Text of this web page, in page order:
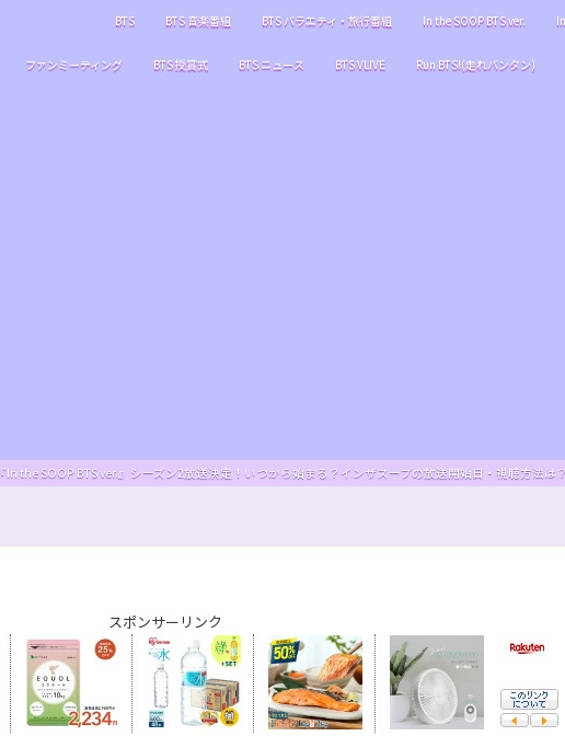
BTS BTS 音楽番組 BTS バラエティ・旅行番組 In the SOOP BTS ver.
ファンミーティング BTS 授賞式 BTS ニュース BTS VLIVE Run BTS!(走れバンタン)
『In the SOOP BTS ver.』シーズン2放送決定！いつから始まる？インザスープの放送開始日・視聴方法は
スポンサーリンク